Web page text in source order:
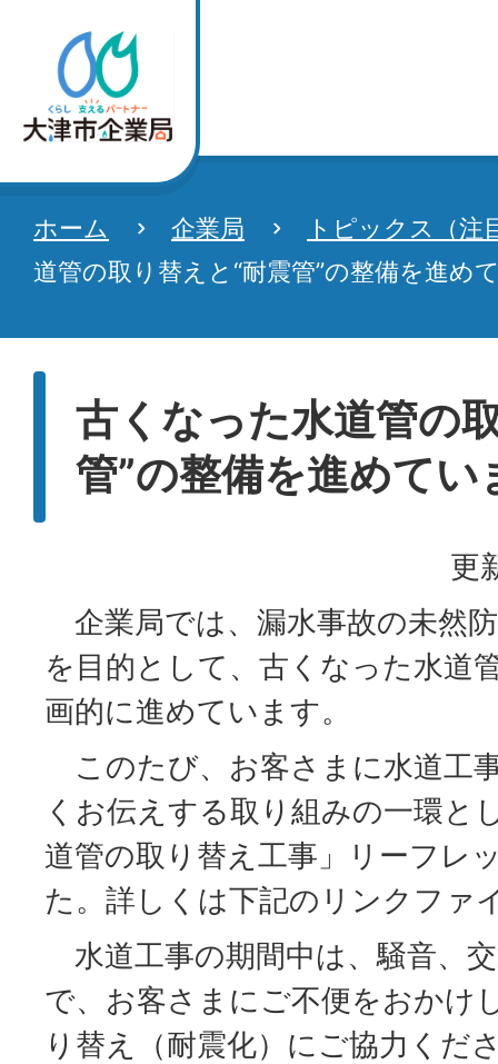
ホーム 企業局
トピックス（注
道管の取り替えと“耐震管”の整備を進め
古くなった水道管の
管”の整備を進めてい
更
企業局では、漏水事故の未然
を目的として、古くなった水道
画的に進めています。
このたび、お客さまに水道工
くお伝えする取り組みの一環と
道管の取り替え工事」リーフレ
た。詳しくは下記のリンクファ
水道工事の期間中は、騒音、
で、お客さまにご不便をおかけ
り替え（耐震化）にご協力くだ